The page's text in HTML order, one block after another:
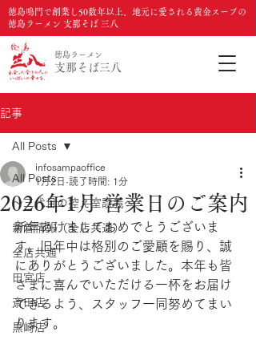
徳島鳴門で創業し50数年以上、地元に愛される黄金スープの
徳島ラーメン 支那そば 三八
徳島ラーメン
支那そば三八
記事
All Posts
〜三代目の控え室談義〜
新着情報（全店共通）
全店共通
田宮店
斎田店
黒崎店
All Posts
2026年1月 営業日のご案内
infosampaoffice
1月2日 読了時間: 1分
新年あけましておめでとうございま
す。旧年中は格別のご愛顧を賜り、誠
にありがとうございました。本年も皆
さまに喜んでいただける一杯をお届け
できるよう、スタッフ一同努めてまい
ります。